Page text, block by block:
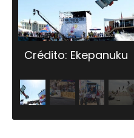
Crédito: Ekepanuku